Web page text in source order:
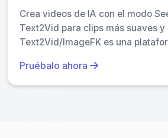
Crea videos de IA con el modo
Text2Vid para clips más suaves y
Text2Vid/ImageFK es una
identifican el motor.
Pruébalo ahora